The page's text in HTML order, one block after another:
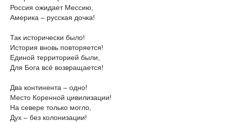
Россия ожидает Мессию,
Америка – русская дочка!
Так исторически было!
История вновь повторяется!
Единой территорией были,
Для Бога всё возвращается!
Два континента – одно!
Место Коренной цивилизации!
На севере только могло,
Дух – без колонизации!